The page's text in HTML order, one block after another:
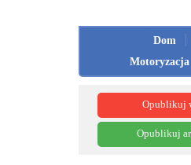
Dom
Motoryzacja
Opublikuj
Opublikuj